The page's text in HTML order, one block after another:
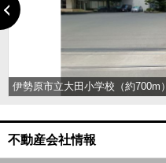
伊勢原市立大田小学校（約700m）
不動産会社情報